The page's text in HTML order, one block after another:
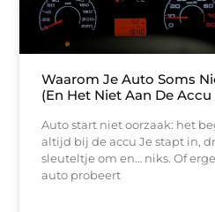
Waarom Je Auto Soms
(En Het Niet Aan De Accu
Auto start niet oorzaak: het
altijd bij de accu Je stapt in,
sleuteltje om en… niks. Of
auto probeert